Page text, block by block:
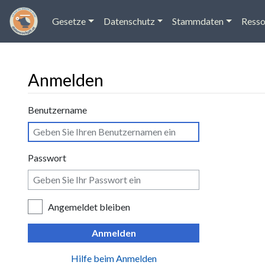
Gesetze Datenschutz Stammdaten
Anmelden
Wechseln zu:Navigation
Benutzername
Passwort
Angemeldet bleiben
Anmelden
Hilfe beim Anmelden